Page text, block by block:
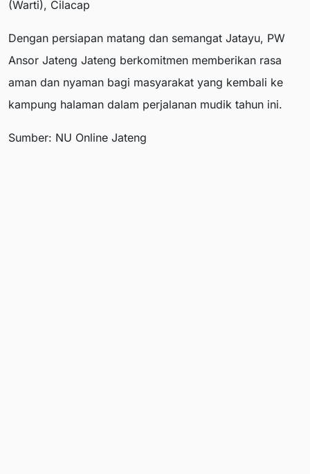
(Warti), Cilacap
Dengan persiapan matang dan semangat Jatayu, PW
Ansor Jateng Jateng berkomitmen memberikan rasa
aman dan nyaman bagi masyarakat yang kembali ke
kampung halaman dalam perjalanan mudik tahun ini.
Sumber: NU Online Jateng